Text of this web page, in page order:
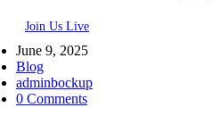
Join Us Live
June 9, 2025
Blog
adminbockup
0 Comments